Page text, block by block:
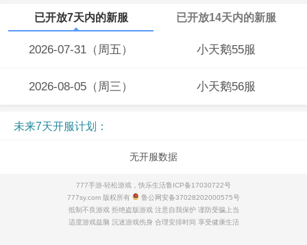
已开放7天内的新服 已开放14天内的新服
2026-07-31（周五） 小天鹅55服
2026-08-05（周三） 小天鹅56服
未来7天开服计划：
无开服数据
777手游-轻松游戏，快乐生活鲁ICP备17030722号
777sy.com 版权所有
鲁公网安备37028202000575号
抵制不良游戏 拒绝盗版游戏 注意自我保护 谨防受骗上当
适度游戏益脑 沉迷游戏伤身 合理安排时间 享受健康生活